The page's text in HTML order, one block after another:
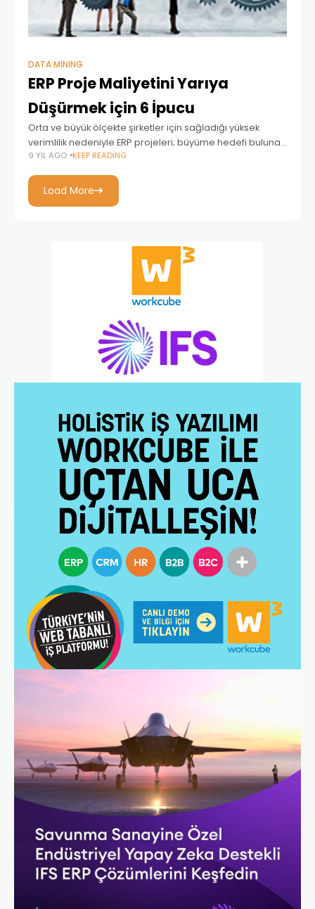
DATA MINING
ERP Proje Maliyetini Yarıya
Düşürmek için 6 İpucu
Orta ve büyük ölçekte şirketler için sağladığı yüksek
verimlilik nedeniyle ERP projeleri; büyüme hedefi bulunan
her türlü işletme için ideal bir tercih haline geliyor. Buna
9 YIL AGO KEEP READING
Load More